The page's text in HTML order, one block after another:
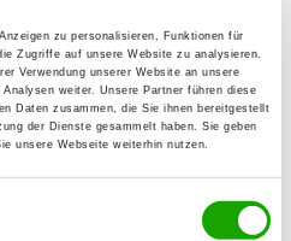
zu personalisieren, Funktionen für
Zugriffe auf unsere Website zu analysieren.
Verwendung unserer Website an unsere
weiter. Unsere Partner führen diese
Daten zusammen, die Sie ihnen bereitgestellt
der Dienste gesammelt haben. Sie geben
unsere Webseite weiterhin nutzen.
Details